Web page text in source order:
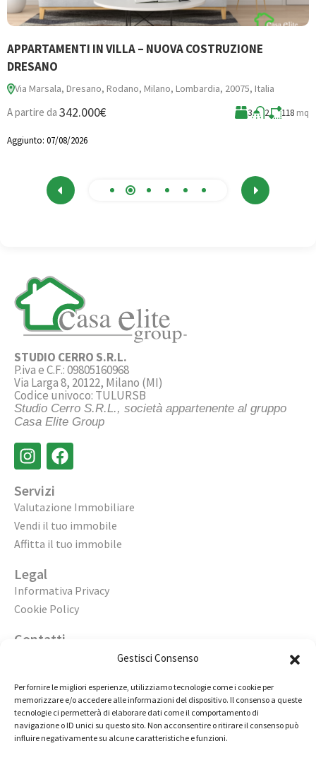
Gestisci Consenso
Per fornire le migliori esperienze, utilizziamo tecnologie come i cookie per
memorizzare e/o accedere alle informazioni del dispositivo. Il consenso a queste
tecnologie ci permetterà di elaborare dati come il comportamento di
navigazione o ID unici su questo sito. Non acconsentire o ritirare il consenso può
influire negativamente su alcune caratteristiche e funzioni.
APPARTAMENTI IN VILLA – NUOVA COSTRUZIONE
DRESANO
Via Marsala, Dresano, Rodano, Milano, Lombardia, 20075, Italia
A partire da 342.000€ 3 2 118 mq
Aggiunto: 07/08/2026
STUDIO CERRO S.R.L.
P.iva e C.F.: 09805160968
Via Larga 8, 20122, Milano (MI)
Codice univoco: TULURSB
Studio Cerro S.R.L., società appartenente al gruppo
Casa Elite Group
Servizi
Valutazione Immobiliare
Vendi il tuo immobile
Affitta il tuo immobile
Legal
Informativa Privacy
Cookie Policy
Contatti
02 98236472
info@immobiliarecasaelite.it